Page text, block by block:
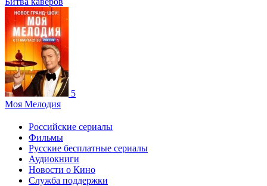
5
Моя Мелодия
Российские сериалы
Фильмы
Русские бесплатные сериалы
Аудиокниги
Новости о Кино
Служба поддержки